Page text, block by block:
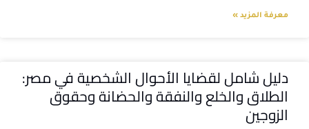
معرفة المزيد »
دليل شامل لقضايا الأحوال الشخصية في مصر:
الطلاق والخلع والنفقة والحضانة وحقوق
الزوجين